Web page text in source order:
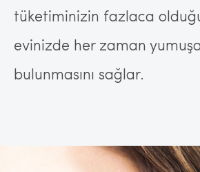
tüketiminizin fazlaca
evinizde her zaman
bulunmasını sağlar.